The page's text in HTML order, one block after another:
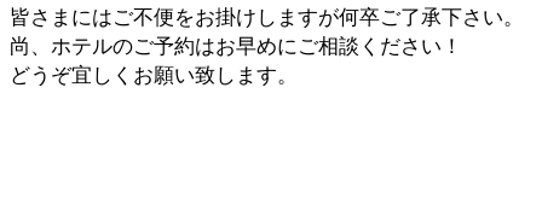
皆さまにはご不便をお掛けしますが何卒ご了承下さい。
尚、ホテルのご予約はお早めにご相談ください！
どうぞ宜しくお願い致します。